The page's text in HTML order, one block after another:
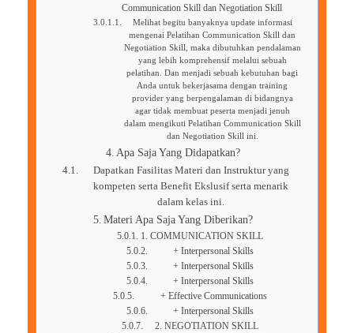
Communication Skill dan Negotiation Skill
Melihat begitu banyaknya update informasi
mengenai Pelatihan Communication Skill dan
Negotiation Skill, maka dibutuhkan pendalaman
yang lebih komprehensif melalui sebuah
pelatihan. Dan menjadi sebuah kebutuhan bagi
Anda untuk bekerjasama dengan training
provider yang berpengalaman di bidangnya
agar tidak membuat peserta menjadi jenuh
dalam mengikuti Pelatihan Communication Skill
dan Negotiation Skill ini.
Apa Saja Yang Didapatkan?
Dapatkan Fasilitas Materi dan Instruktur yang
kompeten serta Benefit Ekslusif serta menarik
dalam kelas ini.
Materi Apa Saja Yang Diberikan?
1. COMMUNICATION SKILL
+ Interpersonal Skills
+ Interpersonal Skills
+ Interpersonal Skills
+ Effective Communications
+ Interpersonal Skills
2. NEGOTIATION SKILL